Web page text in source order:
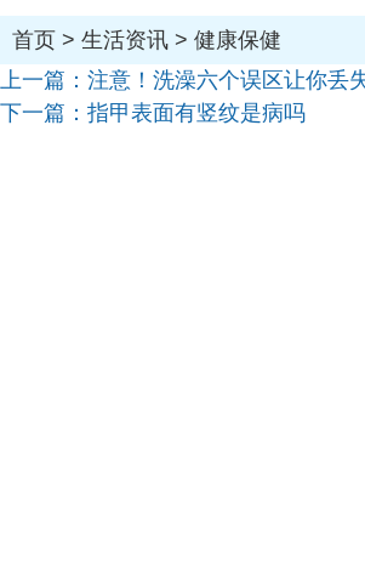
首页 > 生活资讯 > 健康保健
上一篇： 注意！洗澡六个误区让你丢
下一篇： 指甲表面有竖纹是病吗